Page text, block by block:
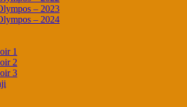
– 2023
– 2024
1
2
3